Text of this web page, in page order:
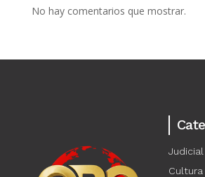
No hay comentarios que mostrar.
Judicial
Cultura